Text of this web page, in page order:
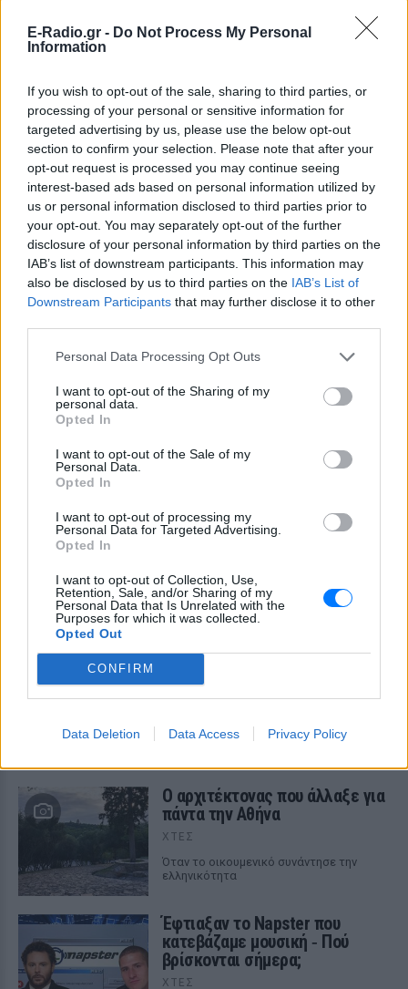
E-Radio.gr - Do Not Process My Personal
Information
If you wish to opt-out of the sale, sharing to third parties, or
processing of your personal or sensitive information for
targeted advertising by us, please use the below opt-out
section to confirm your selection. Please note that after your
opt-out request is processed you may continue seeing
interest-based ads based on personal information utilized by
us or personal information disclosed to third parties prior to
your opt-out. You may separately opt-out of the further
disclosure of your personal information by third parties on the
IAB’s list of downstream participants. This information may
also be disclosed by us to third parties on the IAB’s List of
Downstream Participants that may further disclose it to other
Personal Data Processing Opt Outs
I want to opt-out of the Sharing of my
personal data.
Opted In
I want to opt-out of the Sale of my
Personal Data.
Opted In
I want to opt-out of processing my
Personal Data for Targeted Advertising.
Opted In
I want to opt-out of Collection, Use,
Retention, Sale, and/or Sharing of my
Personal Data that Is Unrelated with the
Purposes for which it was collected.
Opted Out
CONFIRM
Data Deletion Data Access Privacy Policy
Έγραψε ιστορία με την πένα
της: Η δημοσιογράφος που
Η δημοσιογράφος που αψήφησε την
εποχή της και έγινε σύμβολο ενός
ολόκληρου λαού
Η έρευνα που ανατρέπει όσα
πιστεύαμε για την ανθρώπινη
δημιουργικότητα
ΠΡΙΝ 2 ΏΡΕΣ
Mπορεί το ChatGPT να αντικαταστήσει
έναν συγγραφέα;
10 αποφθέγματα για τον Αύγουστο
Για πολλούς, ο πιο όμορφος μήνας του χρόνου
ΠΡΙΝ 2 ΏΡΕΣ
Τι αλλάζει στις κάψουλες
καφέ; Ο κανονισμός της ΕΕ που
Αυγούστου
χρήσης αποκτούν επίσημη νομική
Ο αρχιτέκτονας που άλλαξε για
πάντα την Αθήνα
ΧΤΕΣ
Όταν το οικουμενικό συνάντησε την
ελληνικότητα
Έφτιαξαν το Napster που
κατεβάζαμε μουσική ‑ Πού
βρίσκονται σήμερα;
ΧΤΕΣ